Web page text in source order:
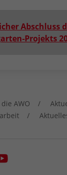
Abschluss
Projekts
AWO